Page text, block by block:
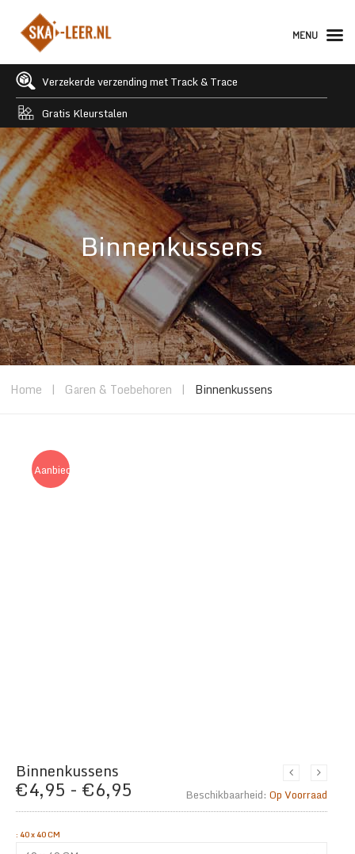
Verzekerde verzending met Track & Trace
Gratis Kleurstalen
Binnenkussens
Home | Garen & Toebehoren | Binnenkussens
Aanbieding!
Binnenkussens
€4,95 - €6,95 Prijsklasse:
€4,95
Beschikbaarheid: Op Voorraad
:40 x 40 CM
MENU